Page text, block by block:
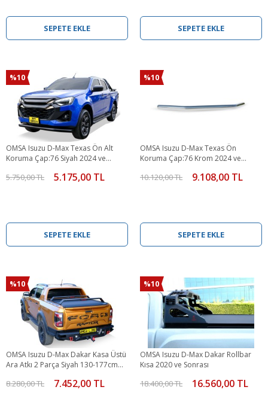
SEPETE EKLE SEPETE EKLE
%10
OMSA Isuzu D-Max Texas Ön Alt
Koruma Çap:76 Siyah 2024 ve
5.750,00 TL 5.175,00 TL
SEPETE EKLE
%10
OMSA Isuzu D-Max Texas Ön
Koruma Çap:76 Krom 2024 ve
10.120,00 TL 9.108,00 TL
SEPETE EKLE
%10
OMSA Isuzu D-Max Dakar Kasa Üstü
Ara Atkı 2 Parça Siyah 130-177cm
8.280,00 TL 7.452,00 TL
%10
OMSA Isuzu D-Max Dakar Rollbar
Kısa 2020 ve Sonrası
18.400,00 TL 16.560,00 TL